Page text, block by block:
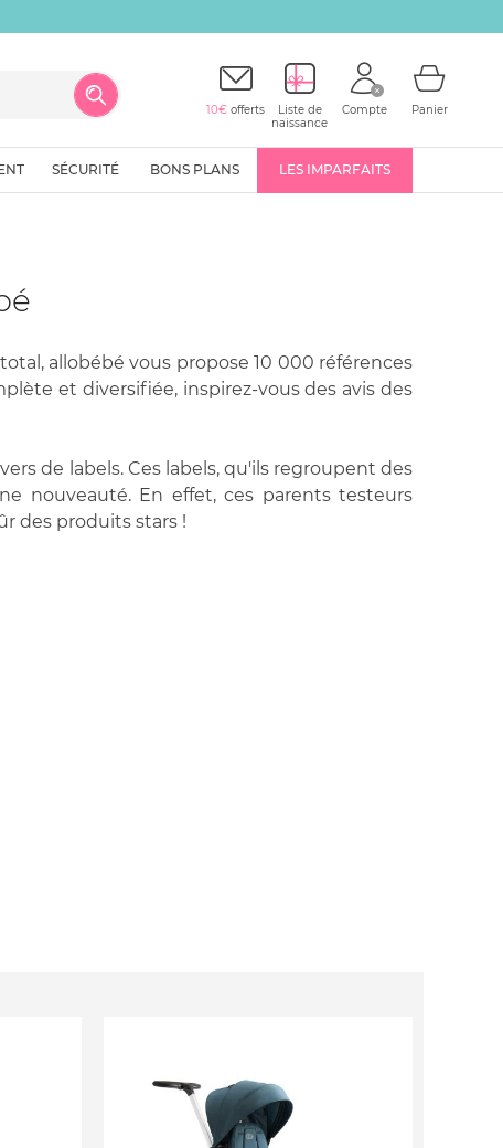
10€ offerts
Liste de
naissance
Compte Panier
SÉCURITÉ BONS PLANS LES IMPARFAITS
allobébé vous propose 10 000 références
et diversifiée, inspirez-vous des avis des
de labels. Ces labels, qu'ils regroupent des
nouveauté. En effet, ces parents testeurs
des produits stars !